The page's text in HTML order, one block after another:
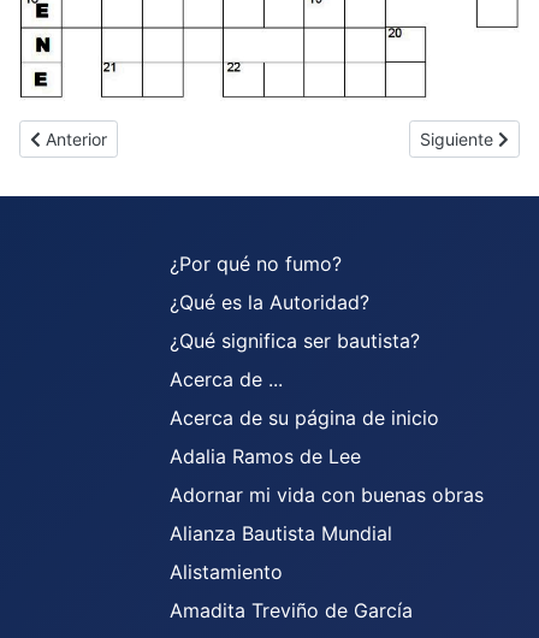
Artículo anterior: Crucigrama 04
Anterior Artículo
Siguiente
¿Por qué no fumo?
¿Qué es la Autoridad?
¿Qué significa ser bautista?
Acerca de ...
Acerca de su página de inicio
Adalia Ramos de Lee
Adornar mi vida con buenas obras
Alianza Bautista Mundial
Alistamiento
Amadita Treviño de García